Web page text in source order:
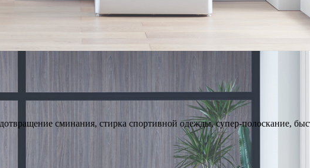
сминания, стирка спортивной одежды, супер-полоскание,